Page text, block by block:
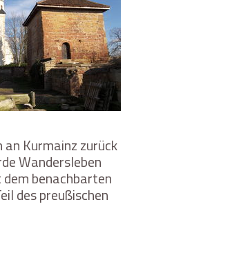
Kurmainz zurück
Wandersleben
benachbarten
des preußischen